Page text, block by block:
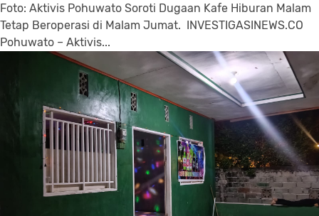
Foto: Aktivis Pohuwato Soroti Dugaan Kafe Hiburan Malam
Tetap Beroperasi di Malam Jumat. INVESTIGASINEWS.CO
Pohuwato – Aktivis...